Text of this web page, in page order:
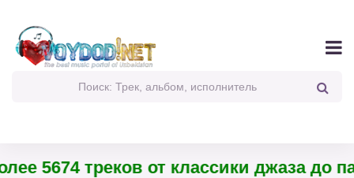
5674 треков от классики джаза до